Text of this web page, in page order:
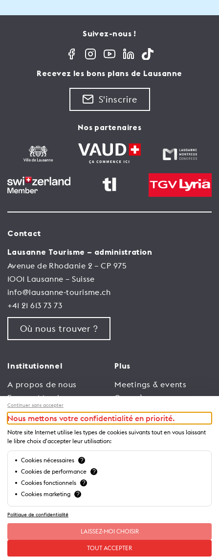
Suivez-nous !
Recevez les bons plans de Lausanne
S'inscrire
Nos partenaires
Contact
Lausanne Tourisme – administration
Avenue de Rhodanie 2 – CP 975
1001 Lausanne – Suisse
info@lausanne-tourisme.ch
+41 21 613 73 73
Où nous trouver ?
Institutionnel
A propos de nous
Espace Membres
Emploi
Conditions générales
d’utilisation
Politique de
confidentialité
Plus
Meetings & events
Congrès
Trade
Espace Médias
Annonceurs
Brochures et guides
Continuer sans accepter
Nous mettons votre confidentialité en priorité.
Notre site Internet utilise les types de cookies suivants tout en vous laissant
le libre choix d'accepter leur utilisation:
Cookies nécessaires ?
Cookies de performance ?
Cookies fonctionnels ?
Cookies marketing ?
Politique de confidentialité
LAISSEZ-MOI CHOISIR
TOUT ACCEPTER